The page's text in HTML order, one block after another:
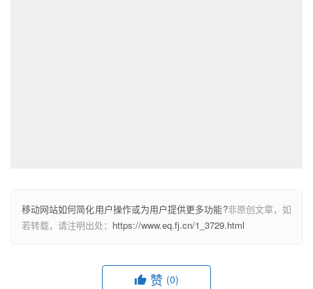
移动网站如何简化用户操作或为用户提供更多功能?非原创文章，如
若转载，请注明出处： https://www.eq.fj.cn/1_3729.html
赞 (0)